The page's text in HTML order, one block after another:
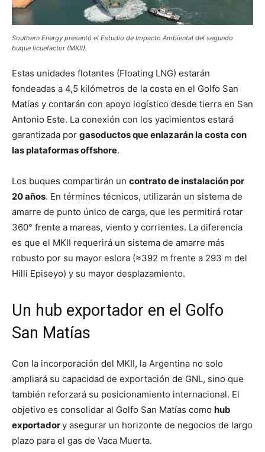
Southern Energy presentó el Estudio de Impacto Ambiental del segundo
buque licuefactor (MKII).
Estas unidades flotantes (Floating LNG) estarán
fondeadas a 4,5 kilómetros de la costa en el Golfo San
Matías y contarán con apoyo logístico desde tierra en San
Antonio Este. La conexión con los yacimientos estará
garantizada por gasoductos que enlazarán la costa con
las plataformas offshore.
Los buques compartirán un contrato de instalación por
20 años. En términos técnicos, utilizarán un sistema de
amarre de punto único de carga, que les permitirá rotar
360° frente a mareas, viento y corrientes. La diferencia
es que el MKII requerirá un sistema de amarre más
robusto por su mayor eslora (≈392 m frente a 293 m del
Hilli Episeyo) y su mayor desplazamiento.
Un hub exportador en el Golfo
San Matías
Con la incorporación del MKII, la Argentina no solo
ampliará su capacidad de exportación de GNL, sino que
también reforzará su posicionamiento internacional. El
objetivo es consolidar al Golfo San Matías como hub
exportadory asegurar un horizonte de negocios de largo
plazo para el gas de Vaca Muerta.